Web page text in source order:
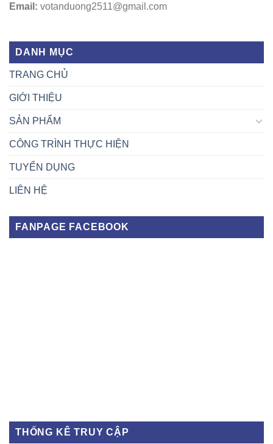
Email: votanduong2511@gmail.com
DANH MỤC
TRANG CHỦ
GIỚI THIỆU
SẢN PHẨM
CÔNG TRÌNH THỰC HIỆN
TUYỂN DỤNG
LIÊN HỆ
FANPAGE FACEBOOK
THỐNG KÊ TRUY CẬP